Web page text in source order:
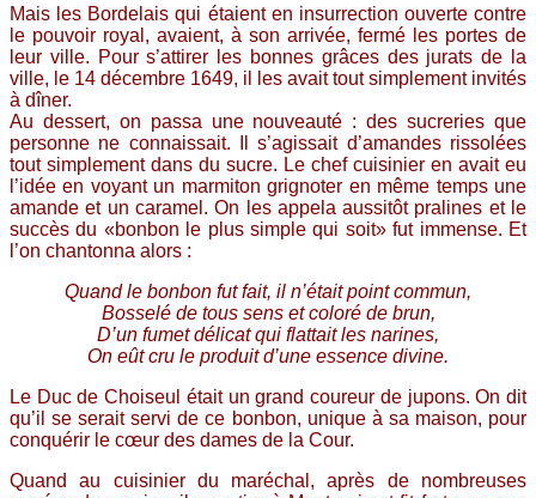
Mais les Bordelais qui étaient en insurrection ouverte contre
le pouvoir royal, avaient, à son arrivée, fermé les portes de
leur ville. Pour s’attirer les bonnes grâces des jurats de la
ville, le 14 décembre 1649, il les avait tout simplement invités
à dîner.
Au dessert, on passa une nouveauté : des sucreries que
personne ne connaissait. Il s’agissait d’amandes rissolées
tout simplement dans du sucre. Le chef cuisinier en avait eu
l’idée en voyant un marmiton grignoter en même temps une
amande et un caramel. On les appela aussitôt pralines et le
succès du «bonbon le plus simple qui soit» fut immense. Et
l’on chantonna alors :
Quand le bonbon fut fait, il n’était point commun,
Bosselé de tous sens et coloré de brun,
D’un fumet délicat qui flattait les narines,
On eût cru le produit d’une essence divine.
Le Duc de Choiseul était un grand coureur de jupons. On dit
qu’il se serait servi de ce bonbon, unique à sa maison, pour
conquérir le cœur des dames de la Cour.
Quand au cuisinier du maréchal, après de nombreuses